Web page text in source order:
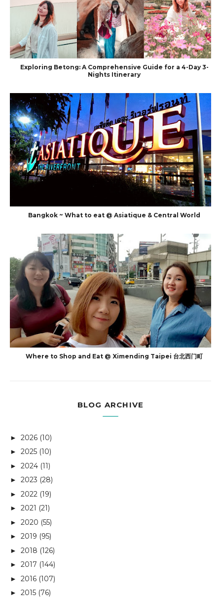
Exploring Betong: A Comprehensive Guide for a 4-Day 3-
Nights Itinerary
Bangkok ~ What to eat @ Asiatique & Central World
Where to Shop and Eat @ Ximending Taipei 台北西门町
BLOG ARCHIVE
► 2026 (10)
► 2025 (10)
► 2024 (11)
► 2023 (28)
► 2022 (19)
► 2021 (21)
► 2020 (55)
► 2019 (95)
► 2018 (126)
► 2017 (144)
► 2016 (107)
► 2015 (76)